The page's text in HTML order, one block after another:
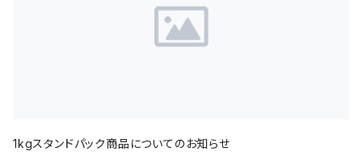
1kgスタンドパック商品についてのお知らせ